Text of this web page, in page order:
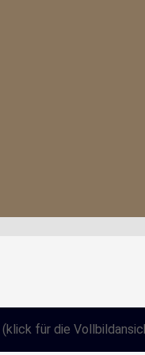
(klick für die